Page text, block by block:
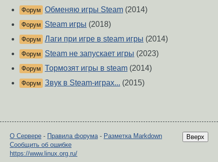
Форум Обменяю игры Steam (2014)
Форум Steam игры (2018)
Форум Лаги при игре в steam игры (2014)
Форум Steam не запускает игры (2023)
Форум Тормозят игры в steam (2014)
Форум Звук в Steam-играх... (2015)
Вверх
О Сервере - Правила форума- Разметка Markdown
Сообщить об ошибке
https://www.linux.org.ru/